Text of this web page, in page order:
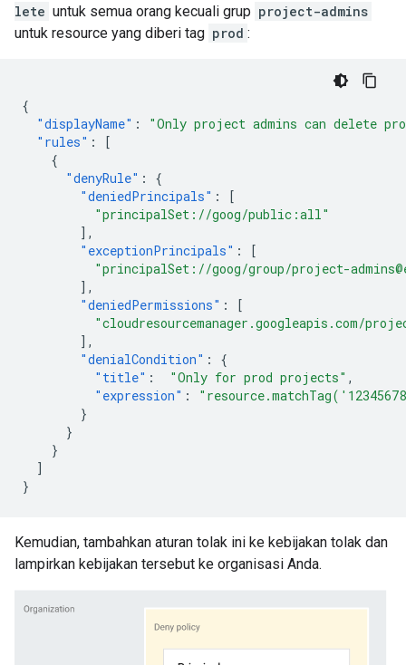
lete untuk semua orang kecuali grup project-admins
untuk resource yang diberi tag prod :
{
"displayName" :
"Only project admins can delete
"rules" :
[
{
"denyRule" :
{
"deniedPrincipals" :
[
"principalSet://goog/public:all"
],
"exceptionPrincipals" :
[
"principalSet://goog/group/project-
],
"deniedPermissions" :
[
"cloudresourcemanager.googleapis.com/
],
"denialCondition" :
{
"title" : "Only for prod projects" ,
"expression" :
}
}
}
]
}
Kemudian, tambahkan aturan tolak ini ke kebijakan tolak dan
lampirkan kebijakan tersebut ke organisasi Anda.